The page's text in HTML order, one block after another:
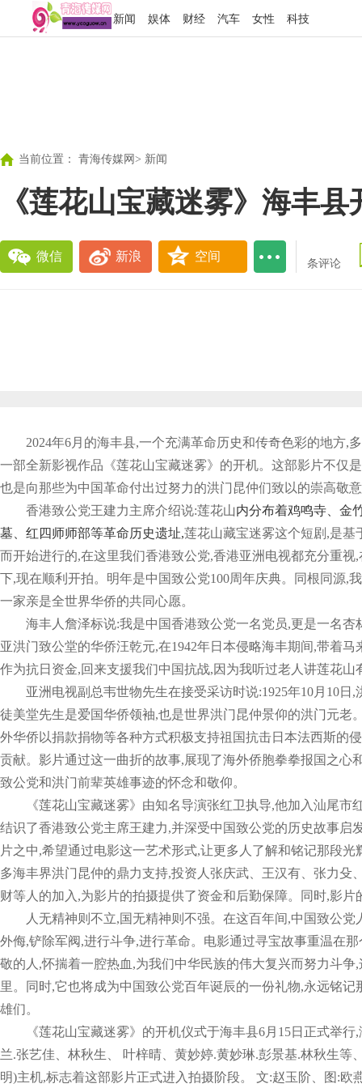
新闻 娱体 财经 汽车 女性 科技
当前位置： 青海传媒网 > 新闻
《莲花山宝藏迷雾》海丰县
微信 新浪 空间
条评论
2024年6月的海丰县,一个充满革命历史和传奇色彩的地方,
一部全新影视作品《莲花山宝藏迷雾》的开机。这部影片不仅
也是向那些为中国革命付出过努力的洪门昆仲们致以的崇高敬
香港致公党王建力主席介绍说:莲花山内分布着鸡鸣寺、金
墓、红四师师部等革命历史遗址,莲花山藏宝迷雾这个短剧,是基
而开始进行的,在这里我们香港致公党,香港亚洲电视都充分重
下,现在顺利开拍。明年是中国致公党100周年庆典。同根同源,
一家亲是全世界华侨的共同心愿。
海丰人詹泽标说:我是中国香港致公党一名党员,更是一名
亚洪门致公堂的华侨汪乾元,在1942年日本侵略海丰期间,带着
作为抗日资金,回来支援我们中国抗战,因为我听过老人讲莲花山
亚洲电视副总韦世物先生在接受采访时说:1925年10月10日
徒美堂先生是爱国华侨领袖,也是世界洪门昆仲景仰的洪门元老
外华侨以捐款捐物等各种方式积极支持祖国抗击日本法西斯的
贡献。影片通过这一曲折的故事,展现了海外侨胞拳拳报国之心
致公党和洪门前辈英雄事迹的怀念和敬仰。
《莲花山宝藏迷雾》由知名导演张红卫执导,他加入汕尾市
结识了香港致公党主席王建力,并深受中国致公党的历史故事启
片之中,希望通过电影这一艺术形式,让更多人了解和铭记那段
多海丰界洪门昆仲的鼎力支持,投资人张庆武、王汉有、张力殳
财等人的加入,为影片的拍摄提供了资金和后勤保障。同时,影
人无精神则不立,国无精神则不强。在这百年间,中国致公
外侮,铲除军阀,进行斗争,进行革命。电影通过寻宝故事重温在
敬的人,怀揣着一腔热血,为我们中华民族的伟大复兴而努力斗争
里。同时,它也将成为中国致公党百年诞辰的一份礼物,永远铭
雄们。
《莲花山宝藏迷雾》的开机仪式于海丰县6月15日正式举
兰.张艺佳、林秋生、 叶梓晴、黄妙婷.黄妙琳.彭景基.林秋生等
明)主机,标志着这部影片正式进入拍摄阶段。 文:赵玉阶、图:欧